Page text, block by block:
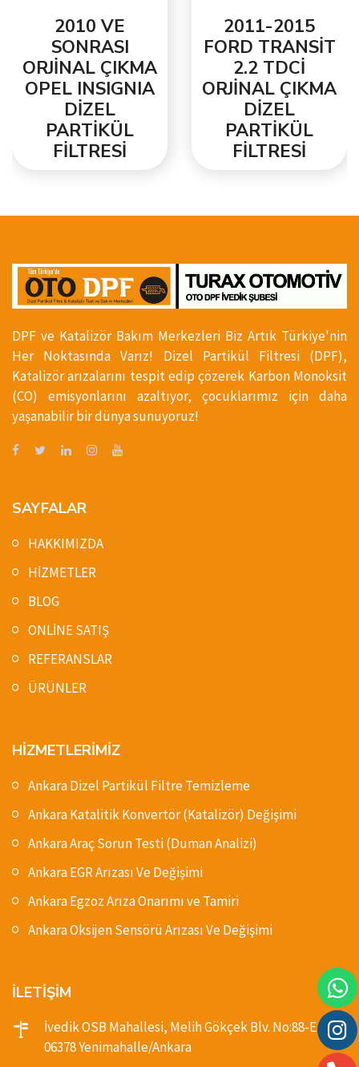
2010 VE
SONRASI
ORJİNAL ÇIKMA
OPEL INSIGNIA
DİZEL
PARTİKÜL
FİLTRESİ
2011-2015
FORD TRANSİT
2.2 TDCİ
ORJİNAL ÇIKMA
DİZEL
PARTİKÜL
FİLTRESİ
DPF ve Katalizör Bakım Merkezleri Biz Artık Türkiye'nin
Her Noktasında Varız! Dizel Partikül Filtresi (DPF),
Katalizör arızalarını tespit edip çözerek Karbon Monoksit
(CO) emisyonlarını azaltıyor, çocuklarımız için daha
yaşanabilir bir dünya sunuyoruz!
SAYFALAR
HAKKIMIZDA
HİZMETLER
BLOG
ONLİNE SATIŞ
REFERANSLAR
ÜRÜNLER
HİZMETLERİMİZ
Ankara Dizel Partikül Filtre Temizleme
Ankara Katalitik Konvertör (Katalizör) Değişimi
Ankara Araç Sorun Testi (Duman Analizi)
Ankara EGR Arızası Ve Değişimi
Ankara Egzoz Arıza Onarımı ve Tamiri
Ankara Oksijen Sensörü Arızası Ve Değişimi
İLETİŞİM
İvedik OSB Mahallesi, Melih Gökçek Blv. No:88-E,
06378 Yenimahalle/Ankara